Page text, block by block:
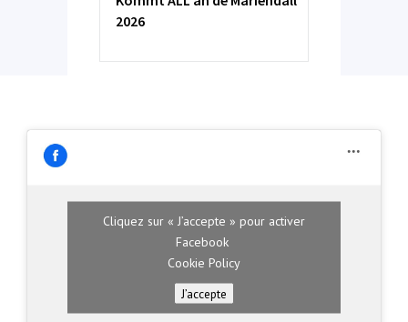
2026
Cliquez sur « J’accepte » pour activer
Facebook
Cookie Policy
J’accepte